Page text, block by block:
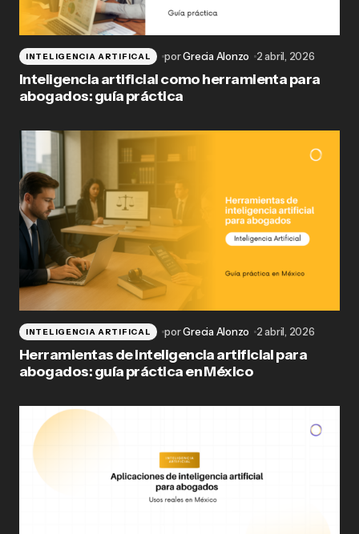
INTELIGENCIA ARTIFICAL porGrecia Alonzo 2 abril, 2026
Inteligencia artificial como herramienta para
abogados: guía práctica
INTELIGENCIA ARTIFICAL porGrecia Alonzo 2 abril, 2026
Herramientas de inteligencia artificial para
abogados: guía práctica en México